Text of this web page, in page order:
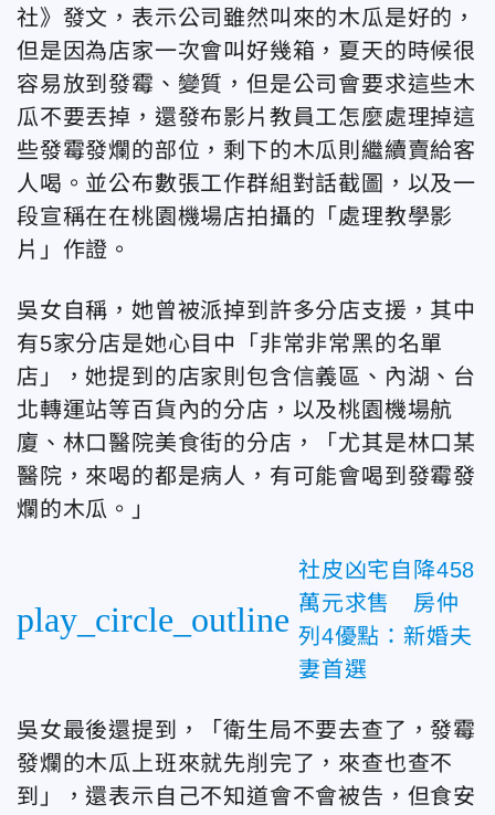
社》發文，表示公司雖然叫來的木瓜是好的，
但是因為店家一次會叫好幾箱，夏天的時候很
容易放到發霉、變質，但是公司會要求這些木
瓜不要丟掉，還發布影片教員工怎麼處理掉這
些發霉發爛的部位，剩下的木瓜則繼續賣給客
人喝。並公布數張工作群組對話截圖，以及一
段宣稱在在桃園機場店拍攝的「處理教學影
片」作證。
吳女自稱，她曾被派掉到許多分店支援，其中
有5家分店是她心目中「非常非常黑的名單
店」，她提到的店家則包含信義區、內湖、台
北轉運站等百貨內的分店，以及桃園機場航
廈、林口醫院美食街的分店，「尤其是林口某
醫院，來喝的都是病人，有可能會喝到發霉發
爛的木瓜。」
play_circle_outline
社皮凶宅自降458
萬元求售 房仲
列4優點：新婚夫
妻首選
吳女最後還提到，「衛生局不要去查了，發霉
發爛的木瓜上班來就先削完了，來查也查不
到」，還表示自己不知道會不會被告，但食安